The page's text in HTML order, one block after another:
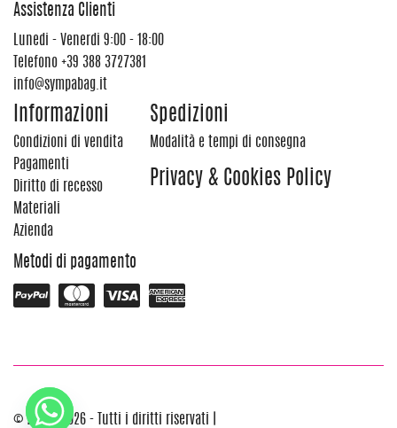
Assistenza Clienti
Lunedi - Venerdi 9:00 - 18:00
Telefono +39 388 3727381
info@sympabag.it
Informazioni
Condizioni di vendita
Pagamenti
Diritto di recesso
Materiali
Azienda
Spedizioni
Modalità e tempi di consegna
Privacy & Cookies Policy
Metodi di pagamento
© 2012 - 2026 - Tutti i diritti riservati |